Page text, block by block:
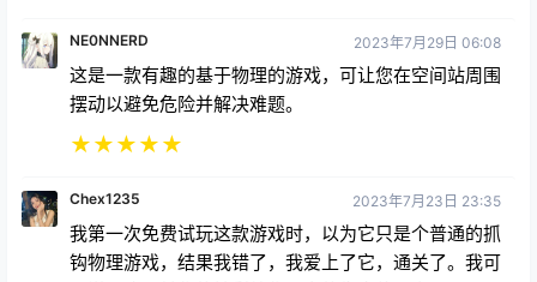
NE0NNERD 2023年7月29日 06:08
这是一款有趣的基于物理的游戏，可让您在空间站周围
摆动以避免危险并解决难题。
★★★★★
Chex1235 2023年7月23日 23:35
我第一次免费试玩这款游戏时，以为它只是个普通的抓
钩物理游戏，结果我错了，我爱上了它，通关了。我可